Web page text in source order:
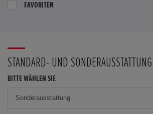
FAVORITEN
STANDARD- UND SONDERAUSSTATTUNG
BITTE WÄHLEN SIE